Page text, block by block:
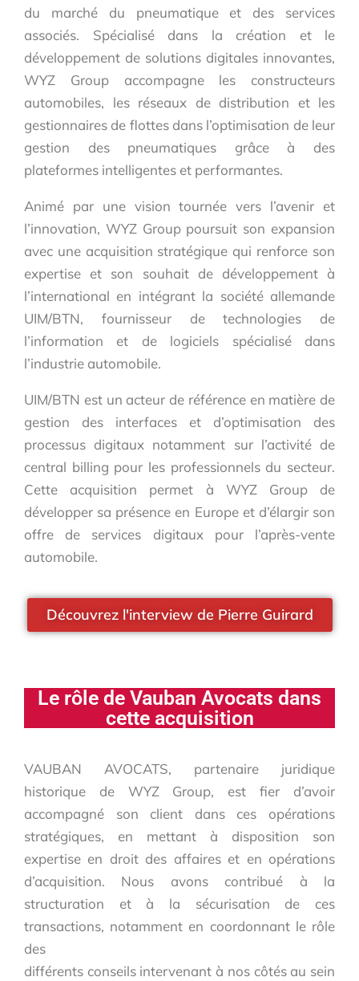
du marché du pneumatique et des services
associés. Spécialisé dans la création et le
développement de solutions digitales innovantes,
WYZ Group accompagne les constructeurs
automobiles, les réseaux de distribution et les
gestionnaires de flottes dans l’optimisation de leur
gestion des pneumatiques grâce à des
plateformes intelligentes et performantes.
Animé par une vision tournée vers l’avenir et
l’innovation, WYZ Group poursuit son expansion
avec une acquisition stratégique qui renforce son
expertise et son souhait de développement à
l’international en intégrant la société allemande
UIM/BTN, fournisseur de technologies de
l’information et de logiciels spécialisé dans
l’industrie automobile.
UIM/BTN est un acteur de référence en matière de
gestion des interfaces et d’optimisation des
processus digitaux notamment sur l’activité de
central billing pour les professionnels du secteur.
Cette acquisition permet à WYZ Group de
développer sa présence en Europe et d’élargir son
offre de services digitaux pour l’après-vente
automobile.
Découvrez l'interview de Pierre Guirard
Le rôle de Vauban Avocats dans
cette acquisition
VAUBAN AVOCATS, partenaire juridique
historique de WYZ Group, est fier d’avoir
accompagné son client dans ces opérations
stratégiques, en mettant à disposition son
expertise en droit des affaires et en opérations
d’acquisition. Nous avons contribué à la
structuration et à la sécurisation de ces
transactions, notamment en coordonnant le rôle
des
différents conseils intervenant à nos côtés au sein